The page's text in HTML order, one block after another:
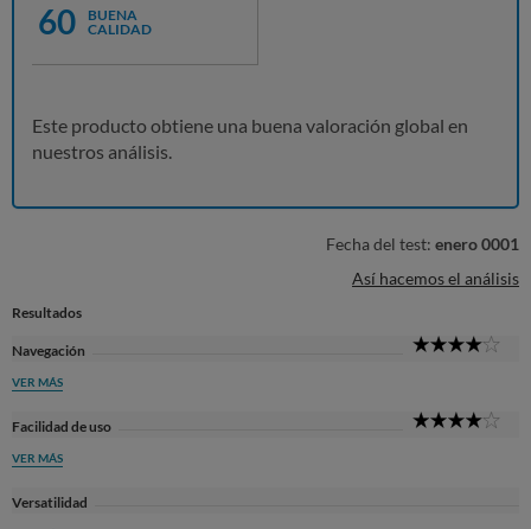
60
BUENA
CALIDAD
Este producto obtiene una buena valoración global en
nuestros análisis.
Fecha del test: enero 0001
Así hacemos el análisis
Resultados
Navegación
VER MÁS
Facilidad de uso
VER MÁS
Versatilidad